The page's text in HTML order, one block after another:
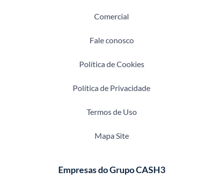
Comercial
Fale conosco
Política de Cookies
Política de Privacidade
Termos de Uso
Mapa Site
Empresas do Grupo CASH3